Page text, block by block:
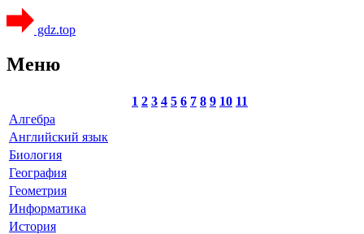
gdz.top
Меню
1 2 3 4 5 6 7 8 9 10 11
Алгебра
Английский язык
Биология
География
Геометрия
Информатика
История